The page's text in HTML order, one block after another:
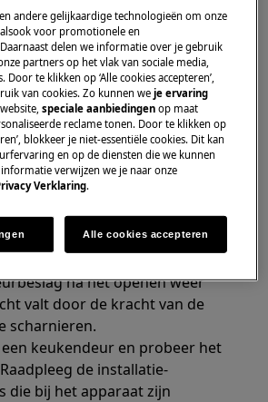
op
moet worden
alvorens de deur van de
te testen. De deurveer
op het gewicht van het
Het is dus normaal dat de
na het openen weer
valt door de kracht van de
scharnieren.
keukendeur en probeer het
de installatie-
die bij het apparaat zijn
andere gelijkaardige technologieën om onze
voor promotionele en
delen we informatie over je gebruik
partners op het vlak van sociale media,
te klikken op ‘Alle cookies accepteren’,
van cookies. Zo kunnen weje ervaring
speciale aanbiedingen op maat
reclame tonen. Door te klikken op
blokkeer je niet-essentiële cookies. Dit kan
en op de diensten die we kunnen
verwijzen we je naar onze
Verklaring.
Alle cookies accepteren